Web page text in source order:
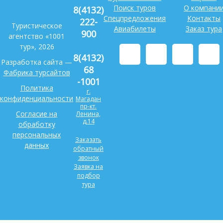
Туристическое
агентство «1001
тур», 2026
Разработка сайта —
Фабрика турсайтов
Политика
конфиденциальности
Согласие на
обработку
персональных
данных
Поиск туров
Спецпредложения
Авиабилеты
О
Контакты
Заказ тура
8(4132)
222-
900
8(4132)
68
-1001
г.
Магадан
пр-кт.
Ленина,
д.14
Заказать
обратный
звонок
Заявка на
подбор
тура